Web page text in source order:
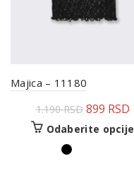
Majica – 11180
1.190RSD 899 RSD
Odaberite opcije